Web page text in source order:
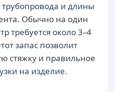
и длины
Обычно на один
требуется около 3–4
запас позволит
стяжку и правильное
на изделие.